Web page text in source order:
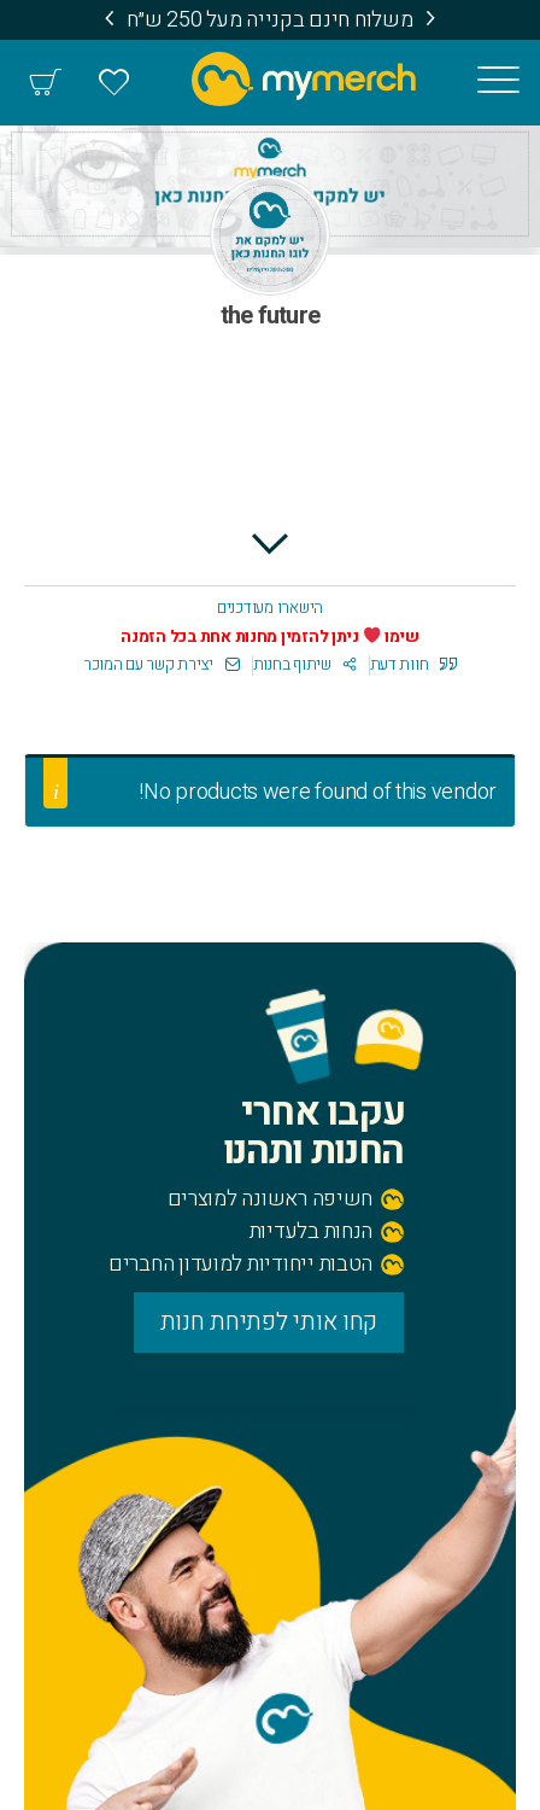
משלוח חינם בקנייה מעל 250 ש״ח
the future
הישארו מעודכנים
שימו
ניתן להזמין מחנות אחת בכל הזמנה
חוות דעת
שיתוף בחנות יצירת קשר עם המוכר
No products were found of this vendor!
עקבו אחרי
החנות ותהנו
חשיפה ראשונה למוצרים
הנחות בלעדיות
הטבות ייחודיות למועדון החברים
קחו אותי לפתיחת חנות